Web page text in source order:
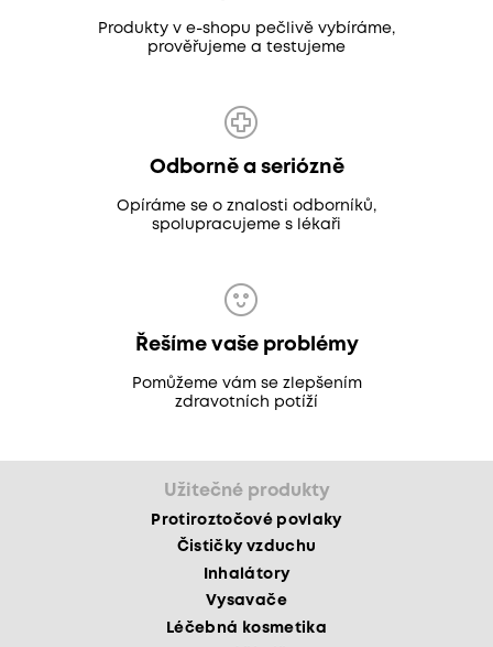
Produkty v e-shopu pečlivě vybíráme,
prověřujeme a testujeme
Odborně a seriózně
Opíráme se o znalosti odborníků,
spolupracujeme s lékaři
Řešíme vaše problémy
Pomůžeme vám se zlepšením
zdravotních potíží
Užitečné produkty
Protiroztočové povlaky
Čističky vzduchu
Inhalátory
Vysavače
Léčebná kosmetika